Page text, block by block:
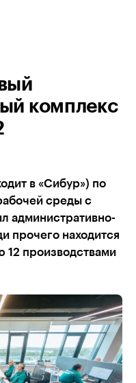
комплекс
в «Сибур») по
среды с
административно-
прочего находится
12 производствами